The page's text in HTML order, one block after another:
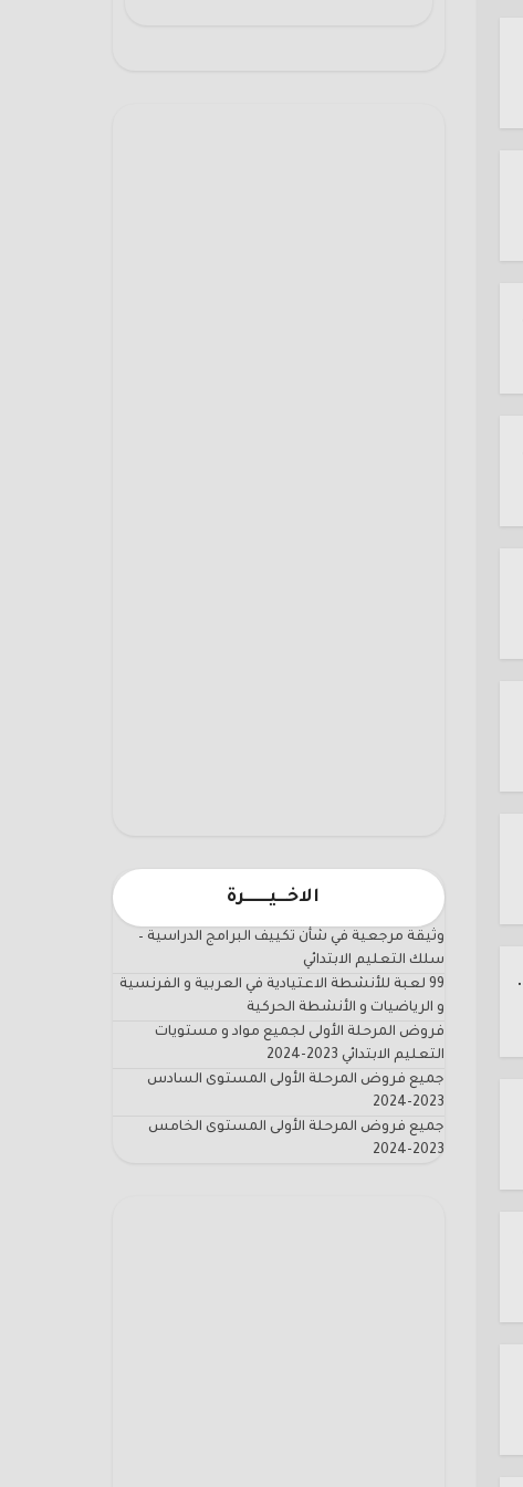
الاخـــيـــــــرة
وثيقة مرجعية في شأن تكييف البرامج الدراسية –
سلك التعليم الابتدائي
99 لعبة للأنشطة الاعتيادية في العربية و الفرنسية
و الرياضيات و الأنشطة الحركية
فروض المرحلة الأولى لجميع مواد و مستويات
التعليم الابتدائي 2023-2024
جميع فروض المرحلة الأولى المستوى السادس
2023-2024
جميع فروض المرحلة الأولى المستوى الخامس
2023-2024